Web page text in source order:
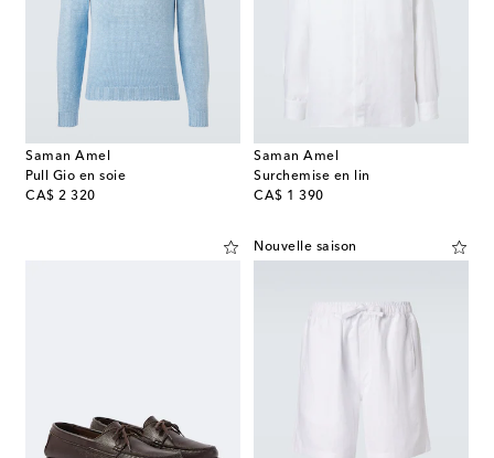
Saman Amel
Pull Gio en soie
CA$ 2 320
original price
Saman Amel
Surchemise en lin
CA$ 1 390
original price
Nouvelle saison